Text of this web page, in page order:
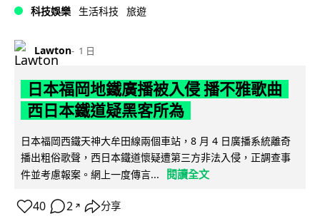
科技娛樂 生活科技 旅遊
Lawton 1 日
日本福岡地鐵廣播被入侵 播不雅歌曲
西日本鐵道疑黑客所為
日本福岡西鐵天神大牟田線兩個車站，8 月 4 日廣播系統離奇
播出粗俗歌聲，西日本鐵道懷疑遭第三方非法入侵，正調查事
件並考慮報案。網上一度傳言...
閱讀全文
40 2 ↗ 分享